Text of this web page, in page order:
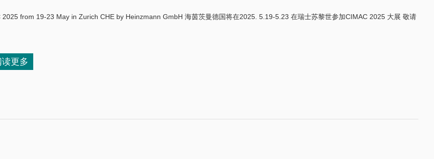
2025 from 19-23 May in Zurich CHE by Heinzmann GmbH 海茵茨曼德国将在2025. 5.19-5.23 在瑞士苏黎世参加CIMAC 2025 大展 敬请
读更多